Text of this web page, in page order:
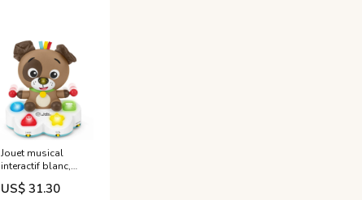
Jouet musical
interactif blanc,
marron, noir Baby
Einstein
US$ 31.30